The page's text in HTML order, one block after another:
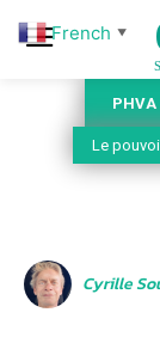
Le
Cyrille
French ▼